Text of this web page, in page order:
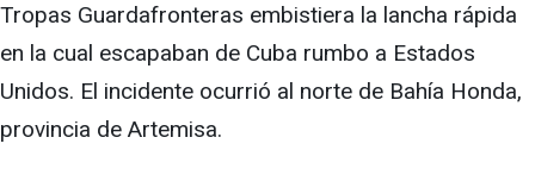
Tropas Guardafronteras embistiera la lancha rápida
en la cual escapaban de Cuba rumbo a Estados
Unidos. El incidente ocurrió al norte de Bahía Honda,
provincia de Artemisa.